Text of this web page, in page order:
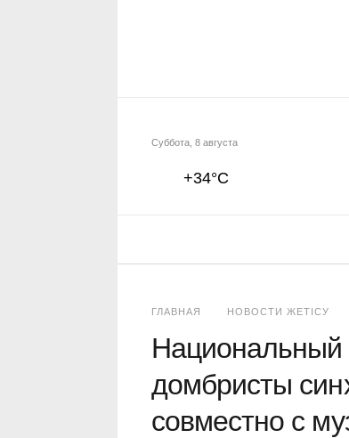
+34°C
Суббота, 8 августа
ГЛАВНАЯ НОВОСТИ ЖЕТІСУ
Национальный
домбристы
совместно с